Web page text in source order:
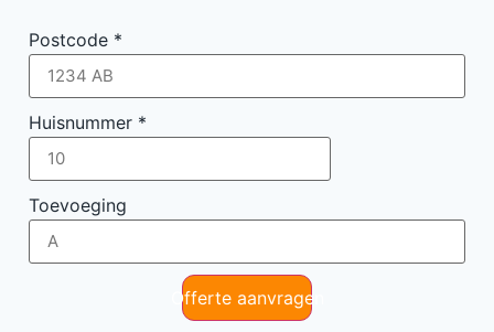
Postcode *
Huisnummer *
Toevoeging
Offerte aanvragen